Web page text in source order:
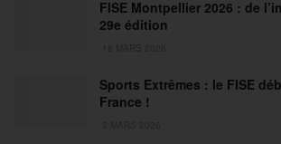
FISE Montpellier 2026 : de
29e édition
Sports Extrêmes : le FISE
France !